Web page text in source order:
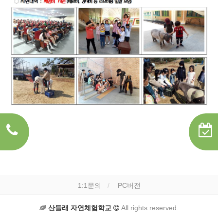
1:1문의 PC버전
산들래 자연체험학교 All rights reserved.